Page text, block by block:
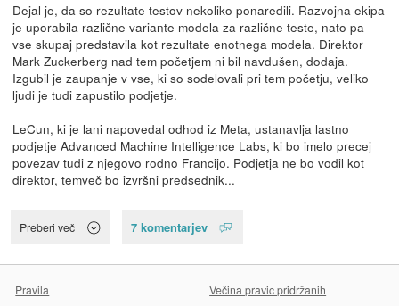
Dejal je, da so rezultate testov nekoliko ponaredili. Razvojna ekipa
je uporabila različne variante modela za različne teste, nato pa
vse skupaj predstavila kot rezultate enotnega modela. Direktor
Mark Zuckerberg nad tem početjem ni bil navdušen, dodaja.
Izgubil je zaupanje v vse, ki so sodelovali pri tem početju, veliko
ljudi je tudi zapustilo podjetje.
LeCun, ki je lani napovedal odhod iz Meta, ustanavlja lastno
podjetje Advanced Machine Intelligence Labs, ki bo imelo precej
povezav tudi z njegovo rodno Francijo. Podjetja ne bo vodil kot
direktor, temveč bo izvršni predsednik...
Preberi več 7 komentarjev
Pravila Večina pravic pridržanih